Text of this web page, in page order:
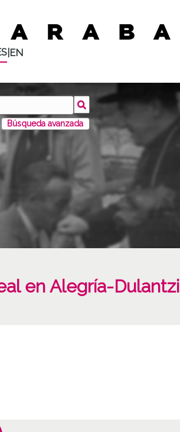
| EN
Búsqueda avanzada
en Alegría-Dulantzi